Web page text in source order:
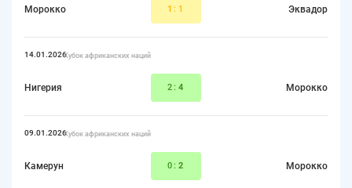
Морокко 1:1 Эквадор
14.01.2026Кубок африканских наций
Нигерия 2: 4 Морокко
09.01.2026Кубок африканских наций
Камерун 0: 2 Морокко